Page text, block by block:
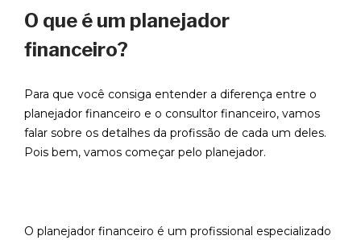
O que é um planejador
financeiro?
Para que você consiga entender a diferença entre o
planejador financeiro e o consultor financeiro, vamos
falar sobre os detalhes da profissão de cada um deles.
Pois bem, vamos começar pelo planejador.
O planejador financeiro é um profissional especializado